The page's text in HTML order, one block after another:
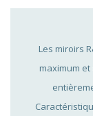
Les miroirs
maximum